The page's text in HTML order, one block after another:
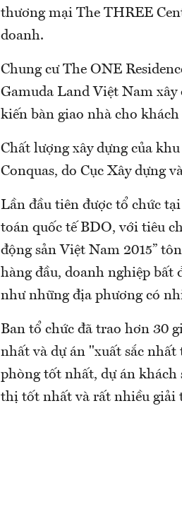
thương mại The THREE
doanh.
Chung cư The ONE
Gamuda Land Việt Nam
kiến bàn giao nhà cho
Chất lượng xây dựng của
Conquas, do Cục Xây dựng
Lần đầu tiên được tổ chức
toán quốc tế BDO, với tiêu
động sản Việt Nam 2015”
hàng đầu, doanh nghiệp
như những địa phương có
Ban tổ chức đã trao hơn 30
nhất và dự án "xuất sắc nhất
phòng tốt nhất, dự án
thị tốt nhất và rất nhiều giải